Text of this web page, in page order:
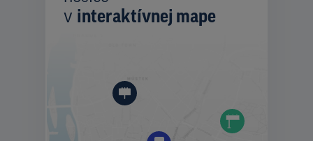
v interaktívnej mape